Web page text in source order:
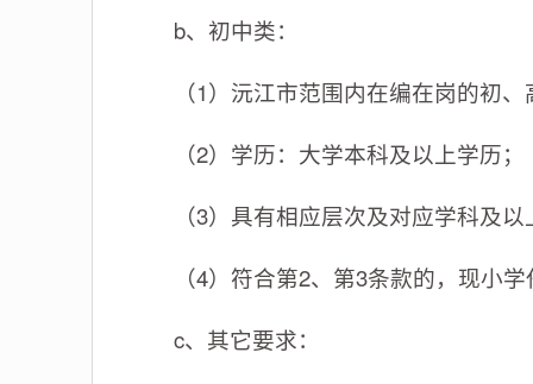
b、初中类：
（1）沅江市范围内在编在岗的初、
（2）学历：大学本科及以上学历；
（3）具有相应层次及对应学科及以
（4）符合第2、第3条款的，现小学
c、其它要求：